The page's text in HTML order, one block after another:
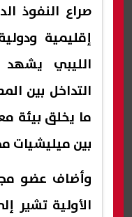
صراع النفوذ
إقليمية
الليبي
التداخل بين
ما يخلق بيئة
بين ميليشيات
وأضاف عضو
الأولية تشير